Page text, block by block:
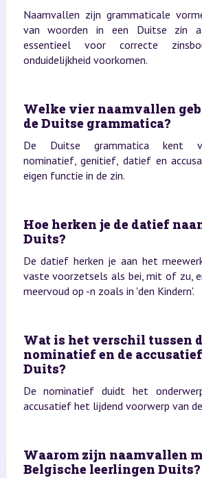
Naamvallen zijn grammaticale
van woorden in een Duitse zin
essentieel voor correcte
onduidelijkheid voorkomen.
Welke vier naamvallen
de Duitse grammatica?
De Duitse grammatica kent
nominatief, genitief, datief en
eigen functie in de zin.
Hoe herken je de datief
Duits?
De datief herken je aan het
vaste voorzetsels als bei, mit of zu,
meervoud op -n zoals in 'den Kindern'.
Wat is het verschil tussen
nominatief en de
Duits?
De nominatief duidt het
accusatief het lijdend voorwerp van
Waarom zijn naamvallen
Belgische leerlingen Duits?